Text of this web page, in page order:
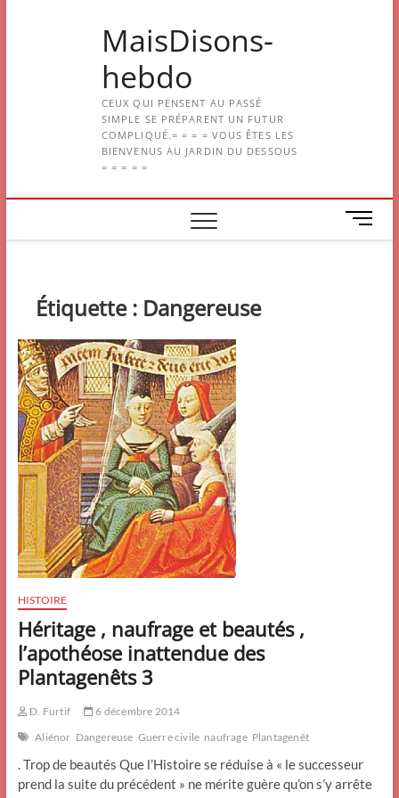
MaisDisons-
hebdo
CEUX QUI PENSENT AU PASSÉ
SIMPLE SE PRÉPARENT UN FUTUR
COMPLIQUÉ.= = = = VOUS ÊTES LES
BIENVENUS AU JARDIN DU DESSOUS
= = = = =
M
e
Étiquette : Dangereuse
HISTOIRE
Héritage , naufrage et beautés ,
l’apothéose inattendue des
Plantagenêts 3
D. Furtif
6 décembre 2014
Aliénor Dangereuse Guerre civile naufrage Plantagenêt
. Trop de beautés Que l’Histoire se réduise à « le successeur
prend la suite du précédent » ne mérite guère qu’on s’y arrête